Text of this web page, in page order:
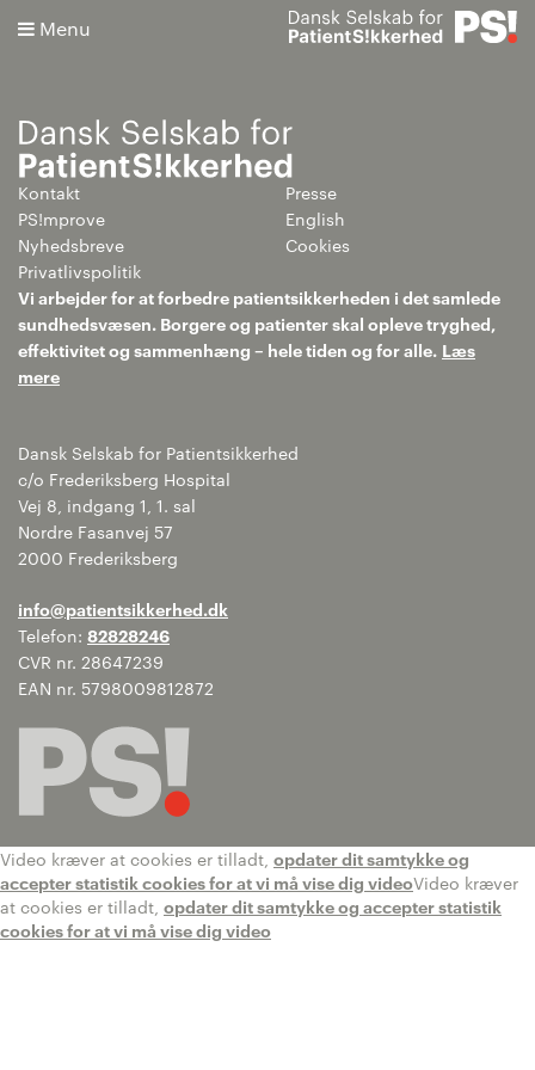
Menu
Søg
Avanceret søgning
Kontakt
Presse
PS!mprove
English
Nyhedsbreve
Cookies
Privatlivspolitik
Vi arbejder for at forbedre patientsikkerheden i det samlede
sundhedsvæsen. Borgere og patienter skal opleve tryghed,
effektivitet og sammenhæng – hele tiden og for alle. Læs
mere
Dansk Selskab for Patientsikkerhed
c/o Frederiksberg Hospital
Vej 8, indgang 1, 1. sal
Nordre Fasanvej 57
2000 Frederiksberg
info@patientsikkerhed.dk
Telefon: 82828246
CVR nr. 28647239
EAN nr. 5798009812872
Video kræver at cookies er tilladt, opdater dit samtykke og
accepter statistik cookies for at vi må vise dig videoVideo kræver
at cookies er tilladt, opdater dit samtykke og accepter statistik
cookies for at vi må vise dig video